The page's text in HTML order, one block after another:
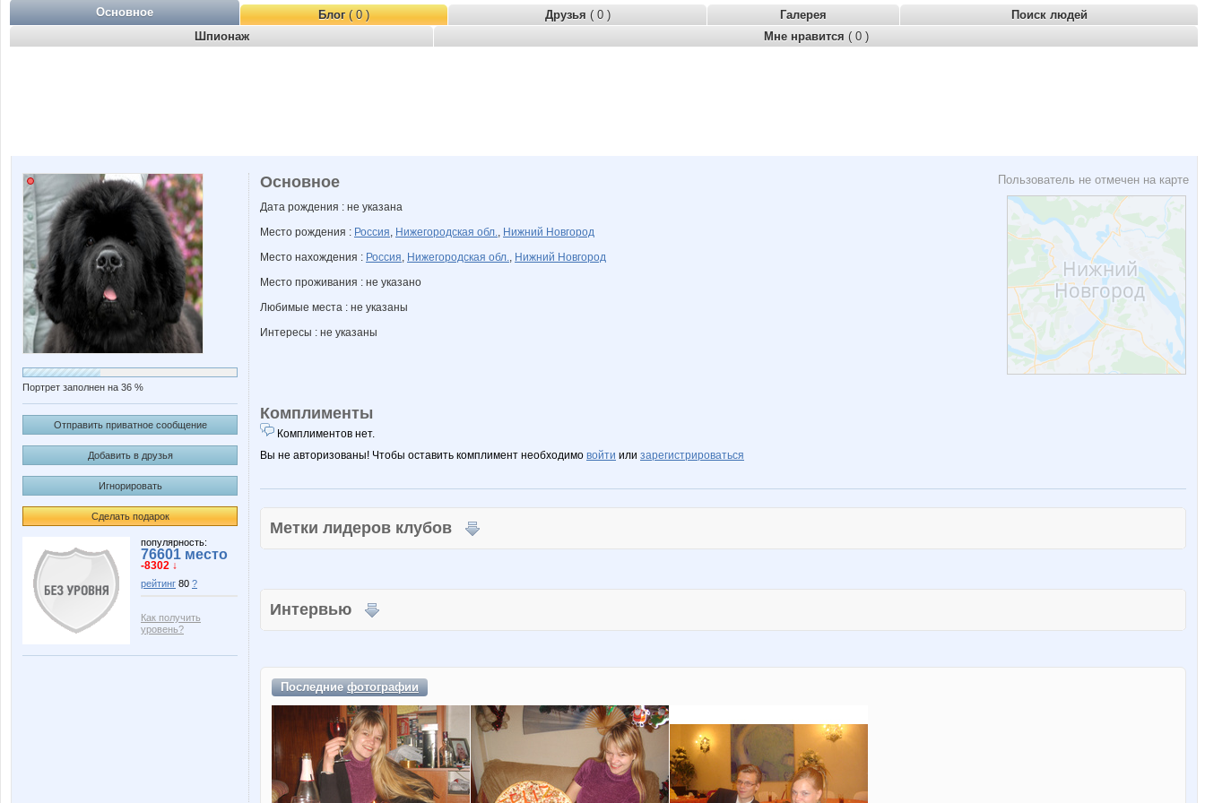
Основное Блог( 0 ) Друзья ( 0 ) Галерея
Поиск людей
Шпионаж
Мне нравится ( 0 )
Портрет заполнен на 36 %
Отправить приватное сообщение
Добавить в друзья
Игнорировать
Сделать подарок
популярность:
76601 место
-8302 ↓
рейтинг 80 ?
Как получить
уровень?
Пользователь не отмечен на карте
Основное
Дата рождения : не указана
Место рождения : Россия, Нижегородская обл., Нижний Новгород
Место нахождения : Россия, Нижегородская обл., Нижний Новгород
Место проживания : не указано
Любимые места : не указаны
Интересы : не указаны
Комплименты
Комплиментов нет.
Вы не авторизованы! Чтобы оставить комплимент необходимо войти или зарегистрироваться
Метки лидеров клубов
Интервью
Последниефотографии